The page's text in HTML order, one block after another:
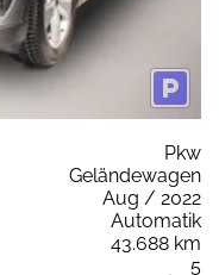
Pkw
Geländewagen
Aug / 2022
Automatik
43.688 km
5